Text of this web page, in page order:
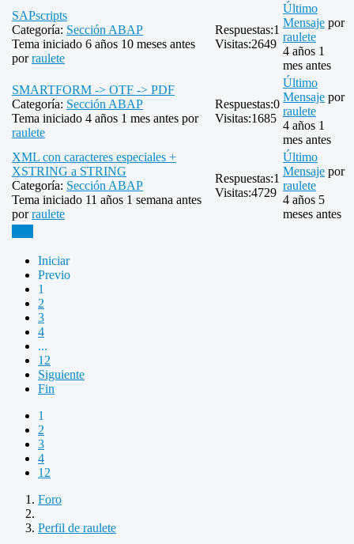
SAPscripts
Categoría: Sección ABAP
Tema iniciado 6 años 10 meses antes
porraulete
Respuestas:1
Visitas:2649
Último
Mensaje por
raulete
4 años 1
mes antes
SMARTFORM -> OTF -> PDF
Categoría: Sección ABAP
Tema iniciado 4 años 1 mes antes por
raulete
Respuestas:0
Visitas:1685
Último
Mensaje por
raulete
4 años 1
mes antes
XML con caracteres especiales +
XSTRING a STRING
Categoría: Sección ABAP
Tema iniciado 11 años 1 semana antes
porraulete
Respuestas:1
Visitas:4729
Último
Mensaje por
raulete
4 años 5
meses antes
Iniciar
Previo
1
2
3
4
...
12
Siguiente
Fin
1
2
3
4
12
Foro
Perfil de raulete